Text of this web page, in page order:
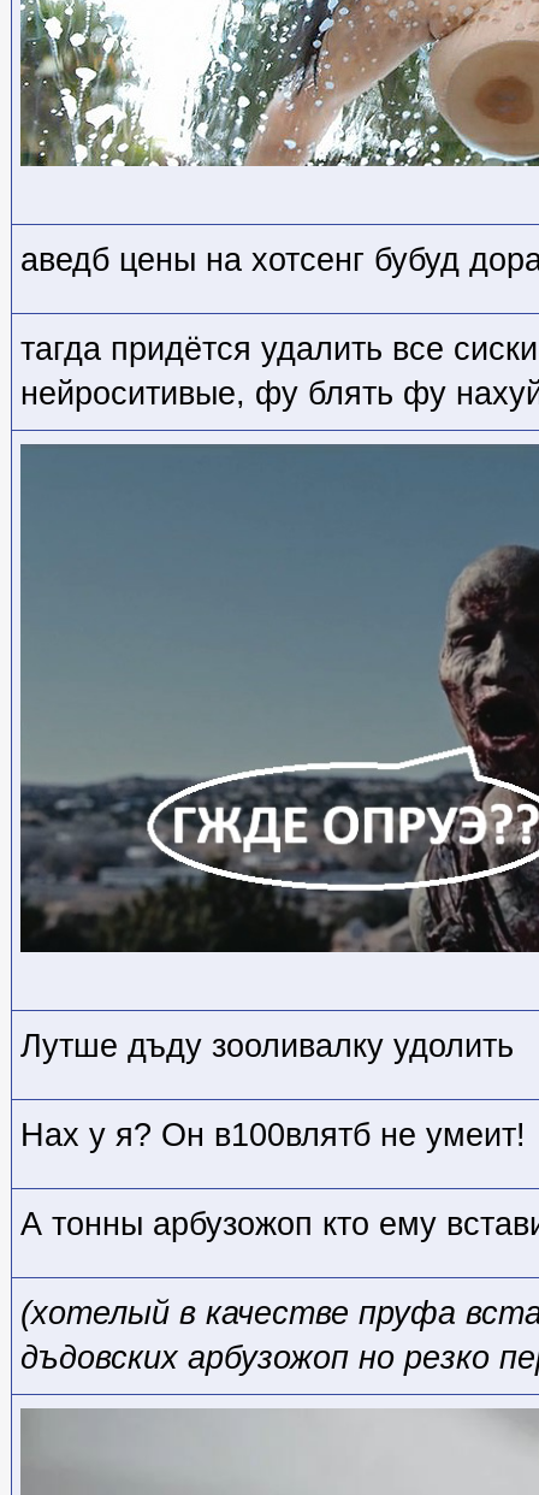
аведб цены на хотсенг бубуд
тагда придётся удалить все
нейроситивые, фу блять фу
Лутше дъду зооливалку удолить
Нах у я? Он в100влятб не умеит!
А тонны арбузожоп кто ему
(хотелый в качестве пруфа
дъдовских арбузожоп но резко